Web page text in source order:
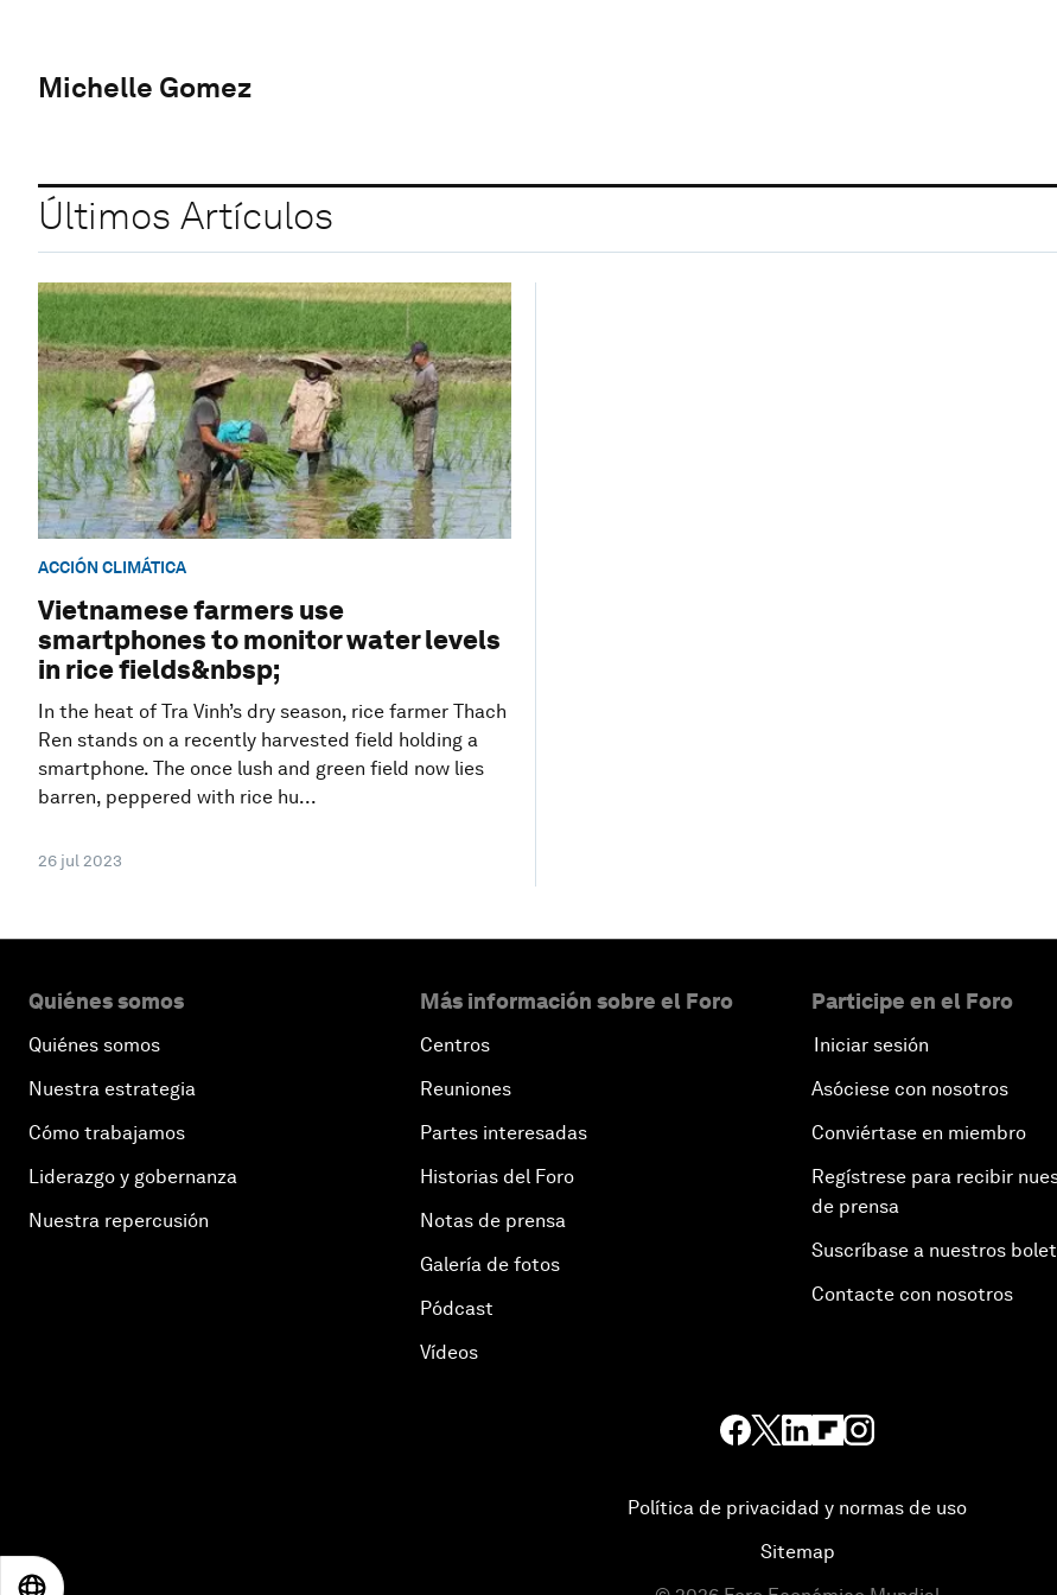
Michelle Gomez
Últimos Artículos
ACCIÓN CLIMÁTICA
Vietnamese farmers use
smartphones to monitor water levels
in rice fields&nbsp;
In the heat of Tra Vinh’s dry season, rice farmer Thach
Ren stands on a recently harvested field holding a
smartphone. The once lush and green field now lies
barren, peppered with rice hu...
26 jul 2023
Quiénes somos
Quiénes somos
Nuestra estrategia
Cómo trabajamos
Liderazgo y gobernanza
Nuestra repercusión
Más información sobre el Foro
Centros
Reuniones
Partes interesadas
Historias del Foro
Notas de prensa
Galería de fotos
Pódcast
Vídeos
Participe en el Foro
Iniciar sesión
Asóciese con nosotros
Conviértase en miembro
Regístrese para recibir
de prensa
Suscríbase a nuestros
Contacte con nosotros
Política de privacidad y normas de uso
Sitemap